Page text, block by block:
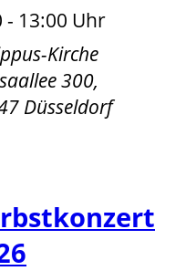
- 13:00 Uhr
Kirche
300,
Düsseldorf